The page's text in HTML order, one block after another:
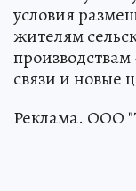
условия
жителям
связи и новые
Реклама. ООО